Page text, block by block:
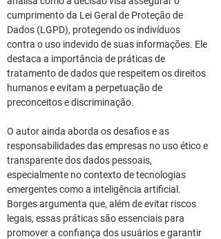
cumprimento da Lei Geral de Proteção de
Dados (LGPD), protegendo os indivíduos
contra o uso indevido de suas informações. Ele
destaca a importância de práticas de
tratamento de dados que respeitem os direitos
humanos e evitam a perpetuação de
preconceitos e discriminação.
O autor ainda aborda os desafios e as
responsabilidades das empresas no uso ético e
transparente dos dados pessoais,
especialmente no contexto de tecnologias
emergentes como a inteligência artificial.
Borges argumenta que, além de evitar riscos
legais, essas práticas são essenciais para
promover a confiança dos usuários e garantir